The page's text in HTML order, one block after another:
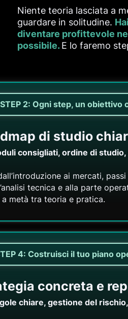
Niente teoria lasciata a
guardare in solitudine.
diventare profittevole
possibile. E lo faremo
STEP 2: Ogni step, un obiettivo
di studio
consigliati, ordine di
ai mercati,
tecnica e alla parte
metà tra teoria e pratica.
4: Costruisci il tuo piano
concreta e
chiare, gestione del